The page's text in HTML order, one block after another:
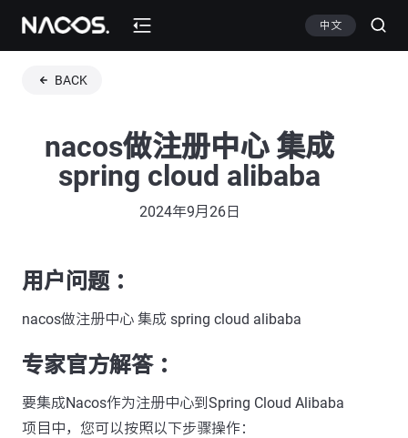
中文
BACK
nacos做注册中心 集成
spring cloud alibaba
2024年9月26日
用户问题 ：
nacos做注册中心 集成 spring cloud alibaba
专家官方解答 ：
要集成Nacos作为注册中心到Spring Cloud Alibaba
项目中，您可以按照以下步骤操作：